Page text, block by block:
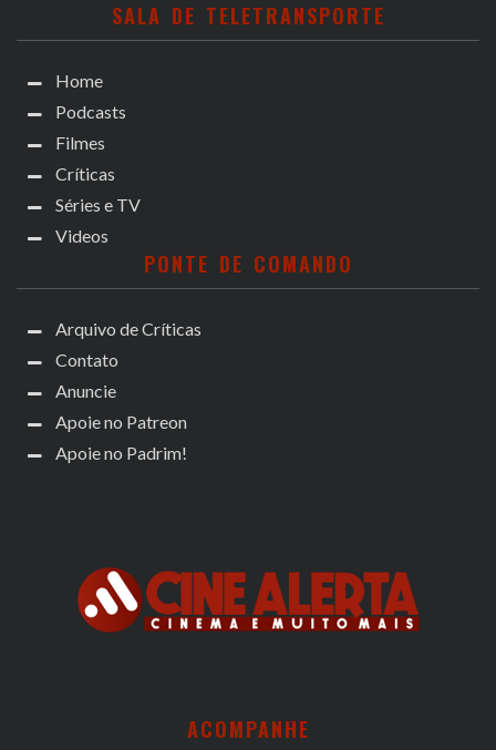
SALA DE TELETRANSPORTE
Home
Podcasts
Filmes
Críticas
Séries e TV
Videos
PONTE DE COMANDO
Arquivo de Críticas
Contato
Anuncie
Apoie no Patreon
Apoie no Padrim!
ACOMPANHE